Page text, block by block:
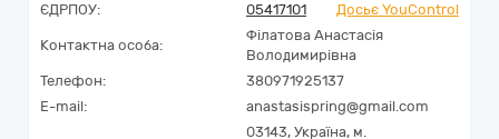
ЄДРПОУ:
05417101 Досьє YouControl
Контактна особа:
Філатова Анастасія
Володимирівна
Телефон:
380971925137
E-mail:
anastasispring@gmail.com
03143, Україна, м.